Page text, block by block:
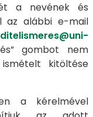
a nevének és
az alábbi e-mail
gombot nem
kitöltése
a kérelmével